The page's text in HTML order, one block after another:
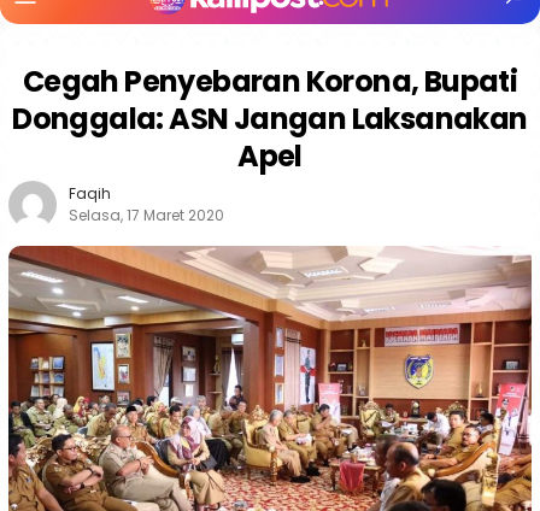
Mobile
Cegah Penyebaran Korona, Bupati
Donggala: ASN Jangan Laksanakan
Apel
Faqih
Selasa, 17 Maret 2020